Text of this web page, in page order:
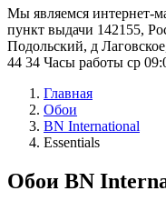
Мы являемся интернет-
пункт выдачи 142155,
Подольский, д
44 34 Часы работы ср
Главная
Обои
BN International
Essentials
Обои BN